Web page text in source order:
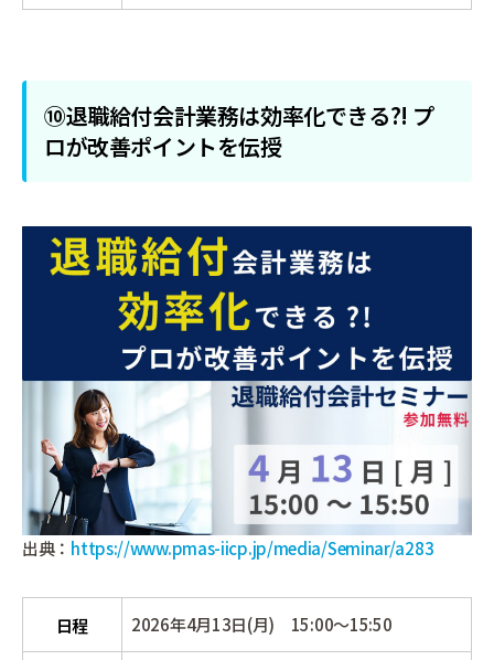
⑩退職給付会計業務は効率化できる?! プ
ロが改善ポイントを伝授
出典： https://www.pmas-iicp.jp/media/Seminar/a283
日程 2026年4月13日(月) 15:00～15:50